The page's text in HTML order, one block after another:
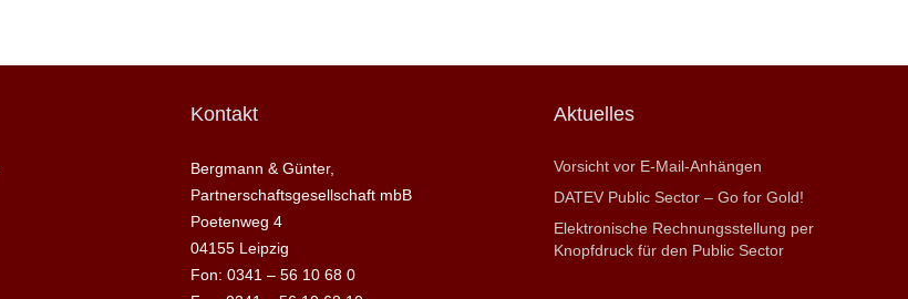
Kontakt
Bergmann & Günter,
Partnerschaftsgesellschaft mbB
Poetenweg 4
04155 Leipzig
Fon: 0341 – 56 10 68 0
Aktuelles
Vorsicht vor E-Mail-Anhängen
DATEV Public Sector – Go for Gold!
Elektronische Rechnungsstellung per
Knopfdruck für den Public Sector